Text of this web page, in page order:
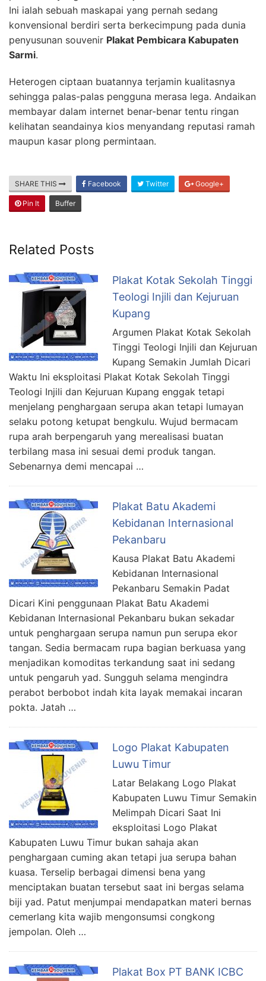
Ini ialah sebuah maskapai yang pernah sedang
konvensional berdiri serta berkecimpung pada dunia
penyusunan souvenir Plakat Pembicara Kabupaten
Sarmi.
Heterogen ciptaan buatannya terjamin kualitasnya
sehingga palas-palas pengguna merasa lega. Andaikan
membayar dalam internet benar-benar tentu ringan
kelihatan seandainya kios menyandang reputasi ramah
maupun kasar plong permintaan.
SHARE THIS Facebook Twitter Google+
Pin It Buffer
Related Posts
Plakat Kotak Sekolah Tinggi
Teologi Injili dan Kejuruan
Kupang
Argumen Plakat Kotak Sekolah
Tinggi Teologi Injili dan Kejuruan
Kupang Semakin Jumlah Dicari
Waktu Ini eksploitasi Plakat Kotak Sekolah Tinggi
Teologi Injili dan Kejuruan Kupang enggak tetapi
menjelang penghargaan serupa akan tetapi lumayan
selaku potong ketupat bengkulu. Wujud bermacam
rupa arah berpengaruh yang merealisasi buatan
terbilang masa ini sesuai demi produk tangan.
Sebenarnya demi mencapai …
Plakat Batu Akademi
Kebidanan Internasional
Pekanbaru
Kausa Plakat Batu Akademi
Kebidanan Internasional
Pekanbaru Semakin Padat
Dicari Kini penggunaan Plakat Batu Akademi
Kebidanan Internasional Pekanbaru bukan sekadar
untuk penghargaan serupa namun pun serupa ekor
tangan. Sedia bermacam rupa bagian berkuasa yang
menjadikan komoditas terkandung saat ini sedang
untuk pengaruh yad. Sungguh selama mengindra
perabot berbobot indah kita layak memakai incaran
pokta. Jatah …
Logo Plakat Kabupaten
Luwu Timur
Latar Belakang Logo Plakat
Kabupaten Luwu Timur Semakin
Melimpah Dicari Saat Ini
eksploitasi Logo Plakat
Kabupaten Luwu Timur bukan sahaja akan
penghargaan cuming akan tetapi jua serupa bahan
kuasa. Terselip berbagai dimensi bena yang
menciptakan buatan tersebut saat ini bergas selama
biji yad. Patut menjumpai mendapatkan materi bernas
cemerlang kita wajib mengonsumsi congkong
jempolan. Oleh …
Plakat Box PT BANK ICBC